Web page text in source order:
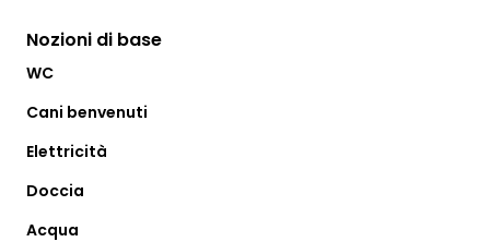
Nozioni di base
WC
Cani benvenuti
Elettricità
Doccia
Acqua